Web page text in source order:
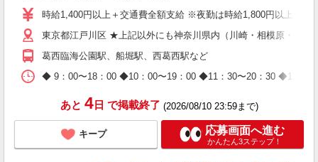
時給1,400円以上＋交通費全額支給 ※夜勤は時給1,800円以上（
東京都江戸川区 ★上記以外にも神奈川県内（川崎・相模原・横浜
葛西臨海公園駅、船堀駅、西葛西駅など
◆ 9：00〜18：00 ◆10：00〜19：00 ◆11：30〜20：30 ◆12：00
あと 4日 で掲載終了 (2026/08/10 23:59まで)
キープ 応募画面へ進む
かんたん3ステップ！